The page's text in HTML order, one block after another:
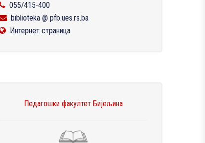
055/415-400
biblioteka @ pfb.ues.rs.ba
Интернет страница
Педагошки факултет Бијељина